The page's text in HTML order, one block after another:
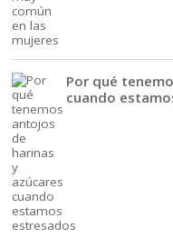
Por qué
cuando